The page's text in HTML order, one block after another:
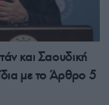
και Σαουδική
με το Άρθρο 5